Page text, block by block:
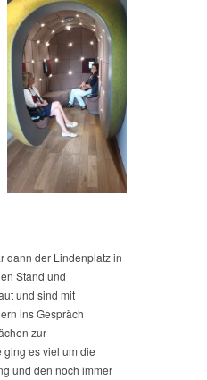
dann der Lindenplatz in
Stand und
und sind mit
ins Gespräch
zur
es viel um die
und den noch immer